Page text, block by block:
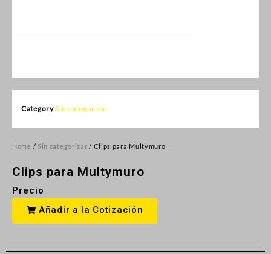
CategorySin categorizar
Home / Sin categorizar / Clips para Multymuro
Clips para Multymuro
Precio
Añadir a la Cotización